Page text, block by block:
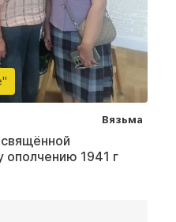
Вязьма
1941 г